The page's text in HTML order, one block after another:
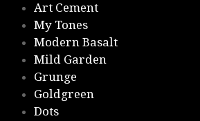
Art Cement
My Tones
Modern Basalt
Mild Garden
Grunge
Goldgreen
Dots